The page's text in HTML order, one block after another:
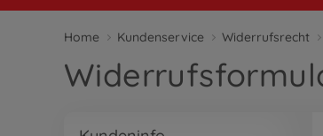
Home Kundenservice Widerrufsrecht